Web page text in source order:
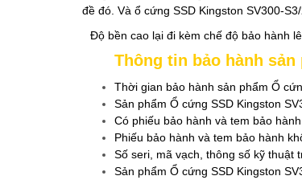
đề đó. Và ổ cứng SSD Kingston SV300-
Độ bền cao lại đi kèm chế độ bảo hành
Thông tin bảo hành sản
Thời gian bảo hành sản phẩm Ổ
Sản phẩm Ổ cứng SSD Kingston
Có phiếu bảo hành và tem bảo
Phiếu bảo hành và tem bảo hành
Số seri, mã vạch, thông số kỹ thuật
Sản phẩm Ổ cứng SSD Kingston